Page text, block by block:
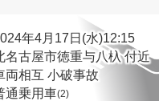
年4月17日(水)12:15
名古屋市徳重与八杁 付近
両相互 小破事故
通乗用車(2)